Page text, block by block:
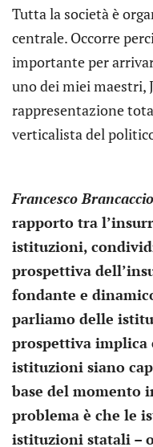
Tutta la società è
centrale. Occorre
importante per
uno dei miei maestri,
rappresentazione
verticalista del
Francesco
rapporto tra
istituzioni,
prospettiva
fondante e
parliamo delle
prospettiva implica
istituzioni siano
base del momento
problema è che le
istituzioni statali –